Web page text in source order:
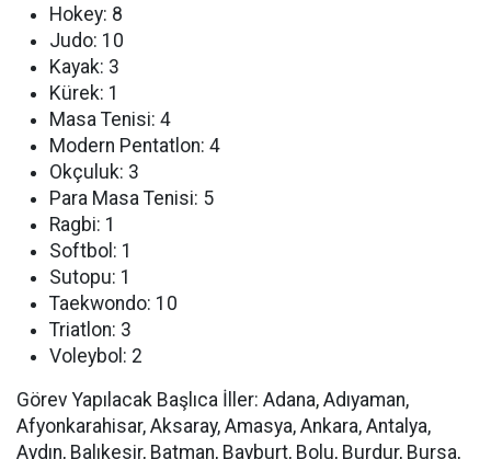
Hokey: 8
Judo: 10
Kayak: 3
Kürek: 1
Masa Tenisi: 4
Modern Pentatlon: 4
Okçuluk: 3
Para Masa Tenisi: 5
Ragbi: 1
Softbol: 1
Sutopu: 1
Taekwondo: 10
Triatlon: 3
Voleybol: 2
Görev Yapılacak Başlıca İller: Adana, Adıyaman,
Afyonkarahisar, Aksaray, Amasya, Ankara, Antalya,
Aydın, Balıkesir, Batman, Bayburt, Bolu, Burdur, Bursa,